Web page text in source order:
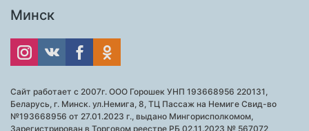
Минск
Сайт работает с 2007г. ООО Горошек УНП 193668956 220131,
Беларусь, г. Минск. ул.Немига, 8, ТЦ Пассаж на Немиге Свид-во
№193668956 от 27.01.2023 г., выдано Мингорисполкомом,
Зарегистрирован в Торговом реестре РБ 02.11.2023 № 567072